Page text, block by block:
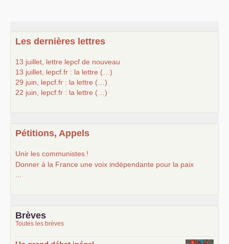
Les dernières lettres
13 juillet, lettre lepcf de nouveau
13 juillet, lepcf.fr : la lettre (…)
29 juin, lepcf.fr : la lettre (…)
22 juin, lepcf.fr : la lettre (…)
Pétitions, Appels
Unir les communistes !
Donner à la France une voix indépendante pour la paix
Brèves
Toutes les brèves